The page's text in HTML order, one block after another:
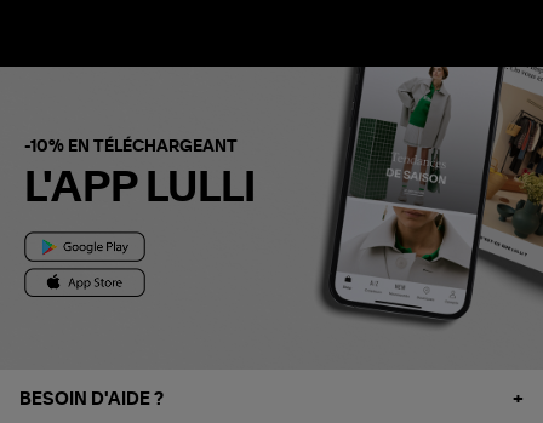
-10% EN TÉLÉCHARGEANT
L'APP LULLI
BESOIN D'AIDE ?